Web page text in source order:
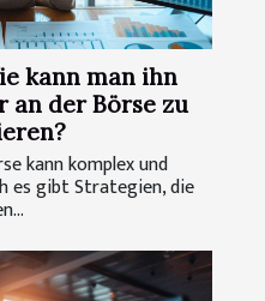
kann man ihn
an der Börse zu
kann komplex und
es gibt Strategien, die